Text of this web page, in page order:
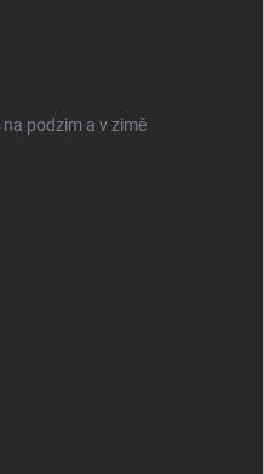
podzim a v zimě